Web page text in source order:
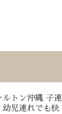
ルトン沖縄 子連
幼児連れでも快